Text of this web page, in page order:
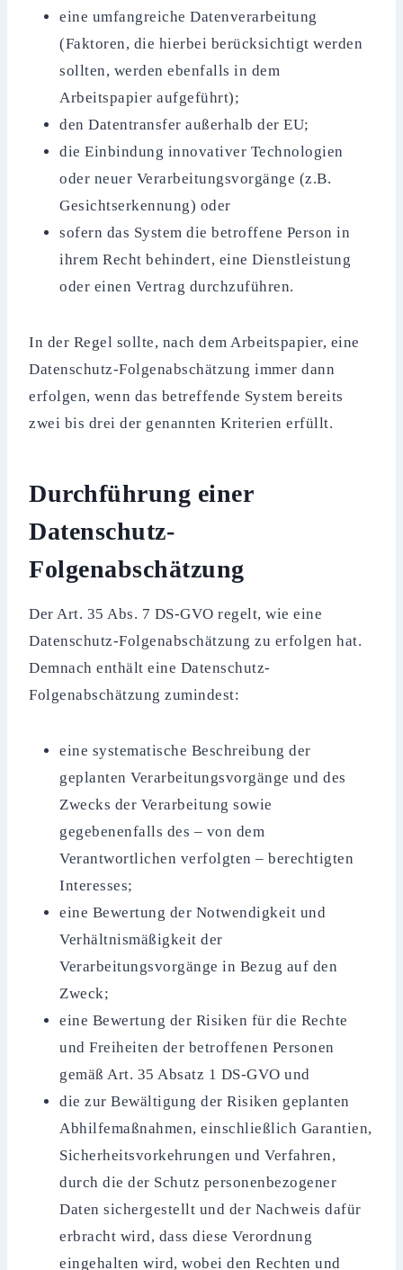
eine umfangreiche Datenverarbeitung
(Faktoren, die hierbei berücksichtigt werden
sollten, werden ebenfalls in dem
Arbeitspapier aufgeführt);
den Datentransfer außerhalb der EU;
die Einbindung innovativer Technologien
oder neuer Verarbeitungsvorgänge (z.B.
Gesichtserkennung) oder
sofern das System die betroffene Person in
ihrem Recht behindert, eine Dienstleistung
oder einen Vertrag durchzuführen.
In der Regel sollte, nach dem Arbeitspapier, eine
Datenschutz-Folgenabschätzung immer dann
erfolgen, wenn das betreffende System bereits
zwei bis drei der genannten Kriterien erfüllt.
Durchführung einer
Datenschutz-
Folgenabschätzung
Der Art. 35 Abs. 7 DS-GVO regelt, wie eine
Datenschutz-Folgenabschätzung zu erfolgen hat.
Demnach enthält eine Datenschutz-
Folgenabschätzung zumindest:
eine systematische Beschreibung der
geplanten Verarbeitungsvorgänge und des
Zwecks der Verarbeitung sowie
gegebenenfalls des – von dem
Verantwortlichen verfolgten – berechtigten
Interesses;
eine Bewertung der Notwendigkeit und
Verhältnismäßigkeit der
Verarbeitungsvorgänge in Bezug auf den
Zweck;
eine Bewertung der Risiken für die Rechte
und Freiheiten der betroffenen Personen
gemäß Art. 35 Absatz 1 DS-GVO und
die zur Bewältigung der Risiken geplanten
Abhilfemaßnahmen, einschließlich Garantien,
Sicherheitsvorkehrungen und Verfahren,
durch die der Schutz personenbezogener
Daten sichergestellt und der Nachweis dafür
erbracht wird, dass diese Verordnung
eingehalten wird, wobei den Rechten und